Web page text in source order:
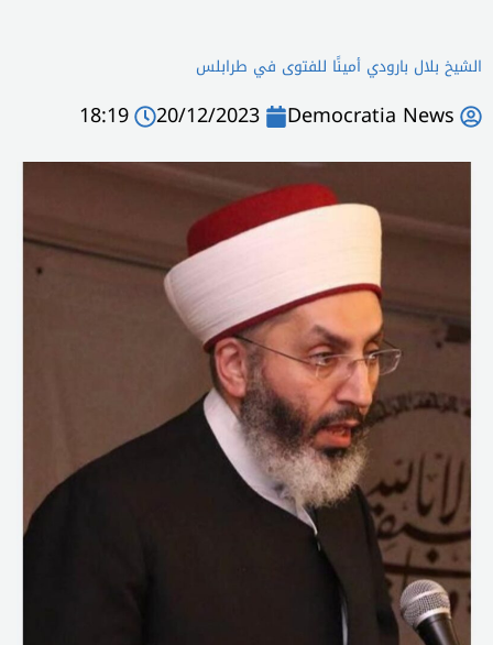
الشيخ بلال بارودي أمينًا للفتوى في طرابلس
Democratia News
20/12/2023
18:19